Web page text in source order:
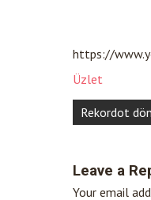
https://
Üzlet
Post
Rekordot
Leave a
Your email